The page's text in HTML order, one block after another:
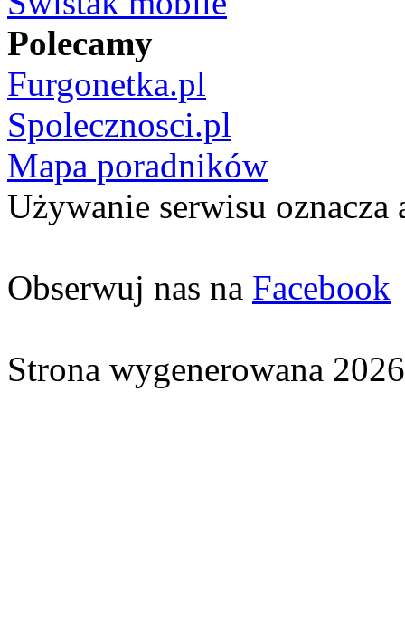
Polecamy
Furgonetka.pl
Spolecznosci.pl
Mapa poradników
Używanie serwisu oznacza
Obserwuj nas na Facebook
Strona wygenerowana